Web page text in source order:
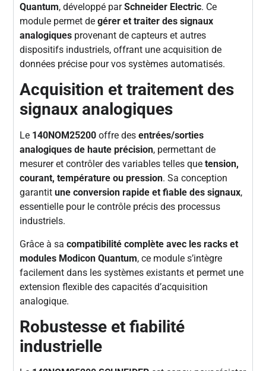
Quantum, développé parSchneider Electric. Ce
module permet degérer et traiter des signaux
analogiques provenant de capteurs et autres
dispositifs industriels, offrant une acquisition de
données précise pour vos systèmes automatisés.
Acquisition et traitement des
signaux analogiques
Le 140NOM25200 offre desentrées/sorties
analogiques de haute précision, permettant de
mesurer et contrôler des variables telles quetension,
courant, température ou pression. Sa conception
garantitune conversion rapide et fiable des signaux,
essentielle pour le contrôle précis des processus
industriels.
Grâce à sacompatibilité complète avec les racks et
modules Modicon Quantum, ce module s’intègre
facilement dans les systèmes existants et permet une
extension flexible des capacités d’acquisition
analogique.
Robustesse et fiabilité
industrielle